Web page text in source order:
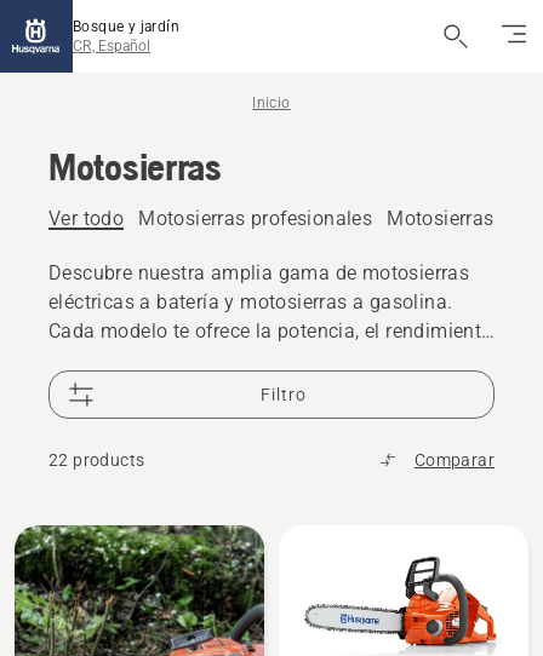
Bosque y jardín
CR, Español
Inicio
Motosierras
Ver todo Motosierras profesionales Motosierras
Descubre nuestra amplia gama de motosierras
eléctricas a batería y motosierras a gasolina.
Cada modelo te ofrece la potencia, el rendimiento
Husqvarna.
Filtro
22 products Comparar
All
products